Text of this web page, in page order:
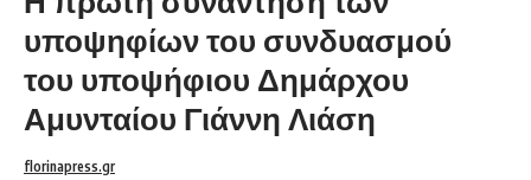
υποψηφίων του συνδυασμού
του υποψήφιου Δημάρχου
Αμυνταίου Γιάννη Λιάση
florinapress.gr